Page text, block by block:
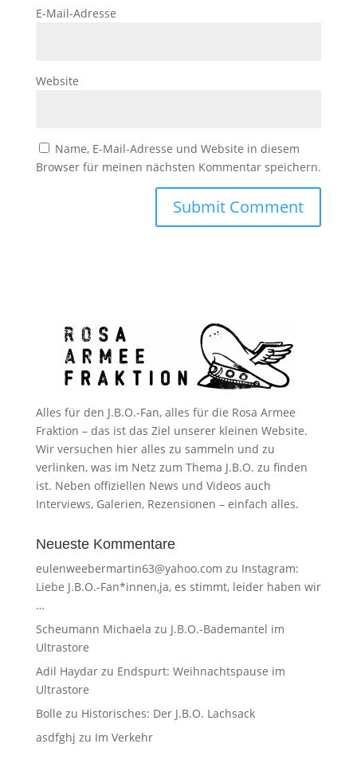
E-Mail-Adresse
Website
Name, E-Mail-Adresse und Website in diesem
Browser für meinen nächsten Kommentar speichern.
Alles für den J.B.O.-Fan, alles für die Rosa Armee
Fraktion – das ist das Ziel unserer kleinen Website.
Wir versuchen hier alles zu sammeln und zu
verlinken, was im Netz zum Thema J.B.O. zu finden
ist. Neben offiziellen News und Videos auch
Interviews, Galerien, Rezensionen – einfach alles.
Neueste Kommentare
eulenweebermartin63@yahoo.com zu Instagram:
Liebe J.B.O.-Fan*innen,ja, es stimmt, leider haben wir
…
Scheumann Michaela zu J.B.O.-Bademantel im
Ultrastore
Adil Haydarzu Endspurt: Weihnachtspause im
Ultrastore
Bolle zu Historisches: Der J.B.O. Lachsack
asdfghj zu Im Verkehr